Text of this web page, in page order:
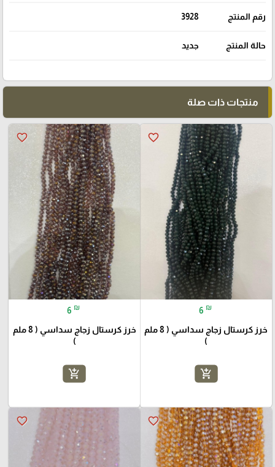
رقم المنتج 3928
حالة المنتج جديد
منتجات ذات صلة
favorite_border
6 ₪
خرز كرستال زجاج سداسي ( 8 ملم
)
add_shopping_cart
favorite_border
6 ₪
خرز كرستال زجاج سداسي ( 8 ملم
)
add_shopping_cart
favorite_border
favorite_border